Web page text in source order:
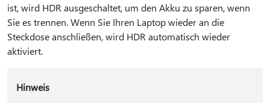
ist, wird HDR ausgeschaltet, um den Akku zu sparen, wenn
Sie es trennen. Wenn Sie Ihren Laptop wieder an die
Steckdose anschließen, wird HDR automatisch wieder
aktiviert.
Hinweis